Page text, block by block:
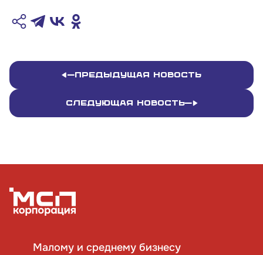
Предыдущая новость
Следующая новость
Малому и среднему бизнесу